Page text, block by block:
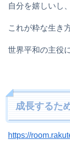
自分を嬉しいし
これが粋な生き
世界平和の主役
成長するた
https://